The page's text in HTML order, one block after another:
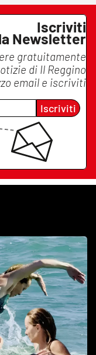
Iscriviti
Newsletter
gratuitamente
di Il Reggino
email e iscriviti
Iscriviti